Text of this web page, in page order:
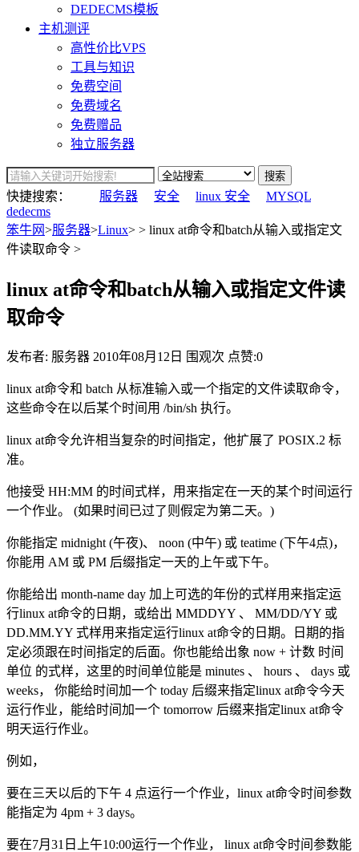
DEDECMS模板
主机测评
高性价比VPS
工具与知识
免费空间
免费域名
免费赠品
独立服务器
搜索
快捷搜索： 服务器 安全 linux 安全
MYSQL
dedecms
笨牛网>服务器>Linux> > linux at命令和batch从输入或指定文
件读取命令 >
linux at命令和batch从输入或指定文件读
取命令
发布者: 服务器 2010年08月12日 围观次 点赞:0
linux at命令和 batch 从标准输入或一个指定的文件读取命令，
这些命令在以后某个时间用 /bin/sh 执行。
linux at命令允许相当复杂的时间指定，他扩展了 POSIX.2 标
准。
他接受 HH:MM 的时间式样，用来指定在一天的某个时间运行
一个作业。 (如果时间已过了则假定为第二天。)
你能指定 midnight (午夜)、 noon (中午) 或 teatime (下午4点)，
你能用 AM 或 PM 后缀指定一天的上午或下午。
你能给出 month-name day 加上可选的年份的式样用来指定运
行linux at命令的日期，或给出 MMDDYY 、 MM/DD/YY 或
DD.MM.YY 式样用来指定运行linux at命令的日期。日期的指
定必须跟在时间指定的后面。你也能给出象 now + 计数 时间
单位 的式样，这里的时间单位能是 minutes 、 hours 、 days 或
weeks， 你能给时间加一个 today 后缀来指定linux at命令今天
运行作业，能给时间加一个 tomorrow 后缀来指定linux at命令
明天运行作业。
例如，
要在三天以后的下午 4 点运行一个作业，linux at命令时间参数
能指定为 4pm + 3 days。
要在7月31日上午10:00运行一个作业， linux at命令时间参数能